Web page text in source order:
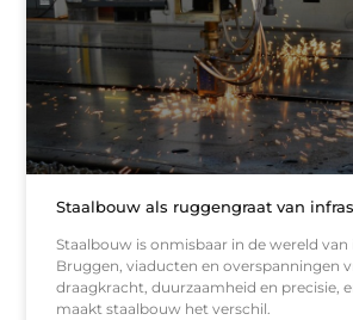
Staalbouw als ruggengraat van
Staalbouw is onmisbaar in de wereld
Bruggen, viaducten en overspanningen
draagkracht, duurzaamheid en precisie,
maakt staalbouw het verschil.